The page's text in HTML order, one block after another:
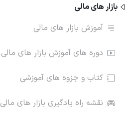
بازار های مالی
آموزش بازار های مالی
دوره های آموزش بازار های مالی
کتاب و جزوه های آموزشی
نقشه راه یادگیری بازار های مالی